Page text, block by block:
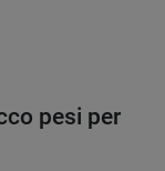
pesi per